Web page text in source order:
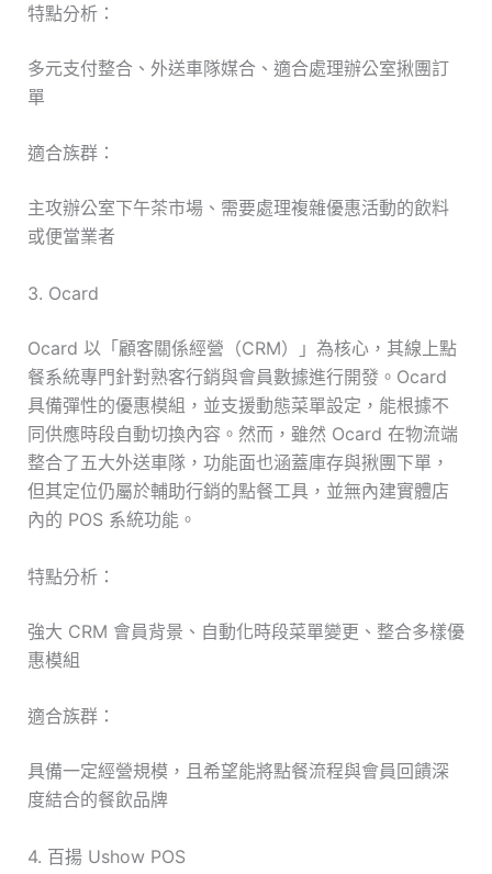
特點分析：
多元支付整合、外送車隊媒合、適合處理辦公室揪團訂
單
適合族群：
主攻辦公室下午茶市場、需要處理複雜優惠活動的飲料
或便當業者
3. Ocard
Ocard 以「顧客關係經營（CRM）」為核心，其線上點
餐系統專門針對熟客行銷與會員數據進行開發。Ocard
具備彈性的優惠模組，並支援動態菜單設定，能根據不
同供應時段自動切換內容。然而，雖然 Ocard 在物流端
整合了五大外送車隊，功能面也涵蓋庫存與揪團下單，
但其定位仍屬於輔助行銷的點餐工具，並無內建實體店
內的 POS 系統功能。
特點分析：
強大 CRM 會員背景、自動化時段菜單變更、整合多樣優
惠模組
適合族群：
具備一定經營規模，且希望能將點餐流程與會員回饋深
度結合的餐飲品牌
4. 百揚 Ushow POS